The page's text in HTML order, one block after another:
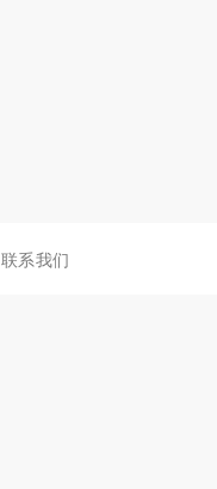
联系我们